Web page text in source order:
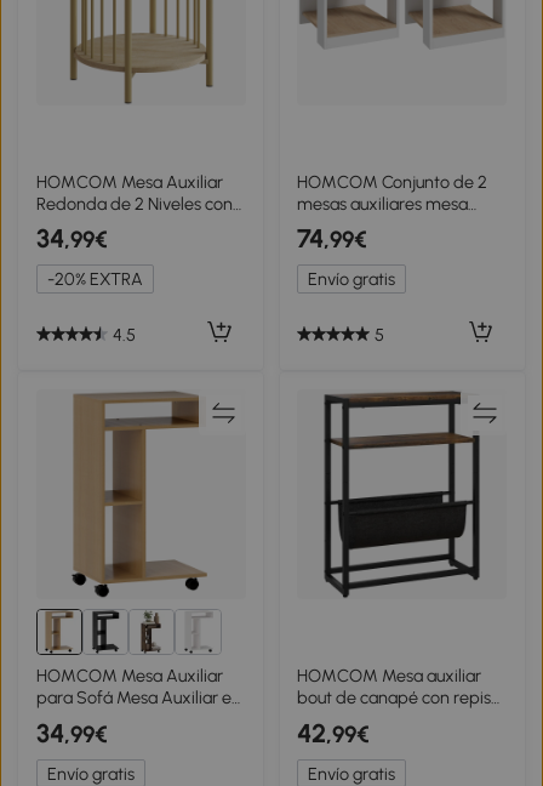
HOMCOM Mesa Auxiliar
Redonda de 2 Niveles con
Estante de Almacenaje y
Marco de Acero para Salón
Dormitorio Ø41x49 cm
Natural
34,99€
-20% EXTRA
4.5
HOMCOM Conjunto de 2
mesas auxiliares mesa
auxiliar mesita de noche
40x40x45 cm - Blanco y
natural
74,99€
Envío gratis
5
HOMCOM Mesa Auxiliar
para Sofá Mesa Auxiliar en
Forma de C con Ruedas
Compartimentos Abiertos
40x30x69 cm Roble
34,99€
Envío gratis
HOMCOM Mesa auxiliar
bout de canapé con repisa
y portarrevistas estructura
en acero diseño industrial -
43x18x56 cm
42,99€
Envío gratis